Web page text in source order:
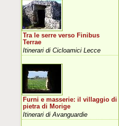
Tra le serre verso Finibus
Terrae
Itinerari di Cicloamici Lecce
Furni e masserie: il villaggio di
pietra di Morige
Itinerari di Avanguardie